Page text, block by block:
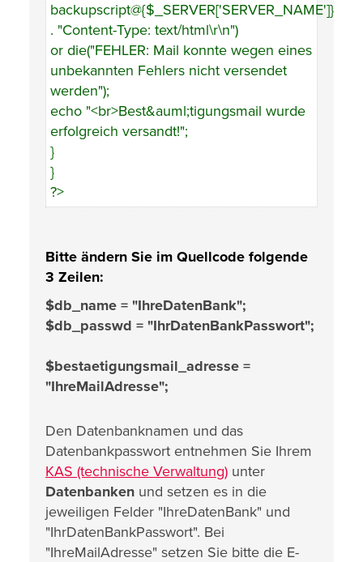
backupscript@{$_SERVER['SERVER_NAME']}\r\n"
. "Content-Type: text/html\r\n")
or die("FEHLER: Mail konnte wegen eines
unbekannten Fehlers nicht versendet
werden");
echo "<br>Best&auml;tigungsmail wurde
erfolgreich versandt!";
}
}
?>
Bitte ändern Sie im Quellcode folgende
3 Zeilen:
$db_name = "IhreDatenBank";
$db_passwd = "IhrDatenBankPasswort";
$bestaetigungsmail_adresse =
"IhreMailAdresse";
Den Datenbanknamen und das
Datenbankpasswort entnehmen Sie Ihrem
KAS (technische Verwaltung) unter
Datenbanken und setzen es in die
jeweiligen Felder "IhreDatenBank" und
"IhrDatenBankPasswort". Bei
"IhreMailAdresse" setzen Sie bitte die E-